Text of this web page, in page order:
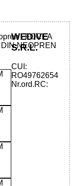
WEDIVE
S.R.L.
CUI:
RO49762654
Nr.ord.RC: